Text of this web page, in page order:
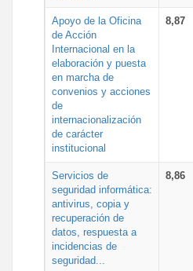
Apoyo de la Oficina
de Acción
Internacional en la
elaboración y puesta
en marcha de
convenios y acciones
de
internacionalización
de carácter
institucional
8,87
Servicios de
seguridad informática:
antivirus, copia y
recuperación de
datos, respuesta a
incidencias de
seguridad...
8,86